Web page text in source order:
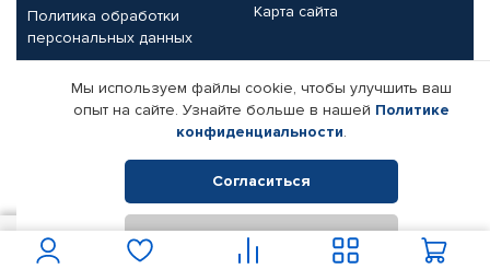
Политика обработки
персональных данных
Карта сайта
Партнерам
Корпоративным клиентам
Поставщикам
Реквизиты компании
© КАМАЗ ЦЕНТР ДОНЕЦК, 2015-2026. Все права защищены.
Интернет-магазин автомобильных товаров Автопрофи.
Мы используем файлы cookie, чтобы улучшить ваш
опыт на сайте. Узнайте больше в нашей Политике
конфиденциальности.
Согласиться
Отклонить
В корзину